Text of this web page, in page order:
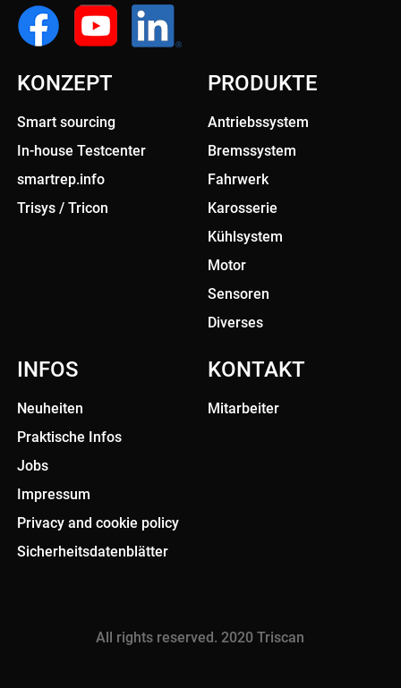
KONZEPT
Smart sourcing
In-house Testcenter
smartrep.info
Trisys / Tricon
PRODUKTE
Antriebssystem
Bremssystem
Fahrwerk
Karosserie
Kühlsystem
Motor
Sensoren
Diverses
INFOS
Neuheiten
Praktische Infos
Jobs
Impressum
Privacy and cookie policy
Sicherheitsdatenblätter
KONTAKT
Mitarbeiter
All rights reserved. 2020 Triscan